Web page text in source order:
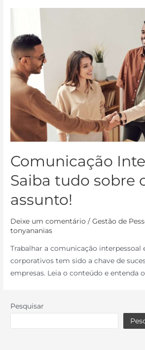
Comunicação
Saiba tudo sobre
assunto!
Deixe um comentário /Gestão de
tonyananias
Trabalhar a comunicação interpessoal
corporativos tem sido a chave de
empresas. Leia o conteúdo e entenda
Pesquisar